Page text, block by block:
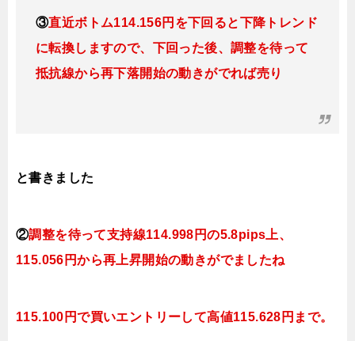
③直近ボトム114.156円を下回ると下降トレンド
に転換しますので、下回った後、調整を待って
抵抗線から再下落開始の動きがでれば売り
と書きました
②調整を待って支持線114.998円の5.8pips上、
115.056円から再上昇開始の動きがでましたね
115.100円で買いエントリーして高値115.628円まで。